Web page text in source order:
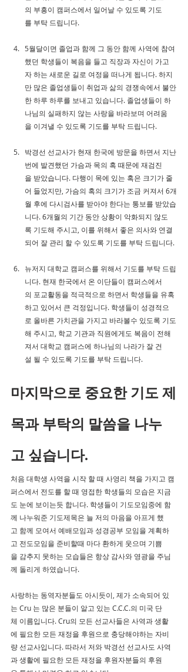
의 부흥이 캠퍼스에서 일어날 수 있도록 기도
를 부탁 드립니다.
5월달이면 졸업과 함께 그 동안 함께 사역에 참여
했던 학생들이 복음을 들고 직장과 자신이 가고
자 하는 새로운 길로 여정을 떠나게 됩니다. 하지
만 많은 졸업생들이 취업과 삶의 경쟁속에서 불안
한 하루 하루를 보내고 있습니다. 졸업생들이 하
나님의 실패하지 않는 사랑을 바라보며 어려움
을 이겨낼 수 있도록 기도를 부탁 드립니다.
박경선 선교사가 현재 한국에 방문을 하면서 지난
번에 발견했던 가슴과 목의 혹 때문에 재검진
을 받았습니다. 다행이 목에 있는 혹은 크기가 줄
어 들었지만, 가슴의 혹의 크기가 조금 커져서 6개
월 후에 다시검사를 받아야 한다는 통보를 받았습
니다. 6개월의 기간 동안 상황이 악화되지 않도
록 기도해 주시고, 이를 위해서 좋은 의사와 연결
되어 잘 관리 할 수 있도록 기도를 부탁 드립니다.
뉴저지 대학교 캠퍼스를 위해서 기도를 부탁 드립
니다. 현재 한국에서 온 이단들이 캠퍼스에서
의 포교활동을 적극적으로 하면서 학생들을 유혹
하고 있어서 큰 걱정입니다. 학생들이 성경적으
로 올바른 가치관을 가지고 바라볼수 있도록 기도
해 주시고, 학교 기관과 직원에게도 복음이 전해
져서 대학교 캠퍼스에 하나님의 나라가 잘 건
설 될 수 있도록 기도를 부탁 드립니다.
마지막으로 중요한 기도 제
목과 부탁의 말씀을 나누
고 싶습니다.
처음 대학생 사역을 시작 할 때 사영리 책을 가지고 캠
퍼스에서 전도를 할 때 영접한 학생들의 모습은 지금
도 눈에 보이는듯 합니다. 학생들이 기도모임중에 함
께 나누워준 기도제목은 늘 저의 마음을 아프게 했
고 함께 모여서 예배모임과 성경공부 모임을 계획하
고 전도모임을 준비할때 마다 환하게 웃으며 기쁨
을 감추지 못하는 모습들은 항상 감사와 영광을 주님
께 돌리게 하였습니다.
사랑하는 동역자분들도 아시듯이, 제가 소속되어 있
는 Cru 는 많은 분들이 알고 있는 C.C.C.의 미국 단
체 이름입니다. Cru의 모든 선교사들은 사역과 생활
에 필요한 모든 재정을 후원으로 충당해야하는 자비
량 선교사입니다. 따라서 저와 박경선 선교사도 사역
과 생활에 필요한 모든 재정을 후원자분들의 후원